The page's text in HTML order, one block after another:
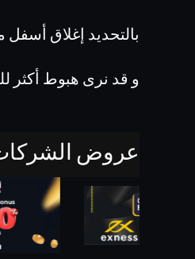
بالتحديد إغلاق أسفل مستويات الـ
و قد نرى هبوط أكثر للسهم
عروض